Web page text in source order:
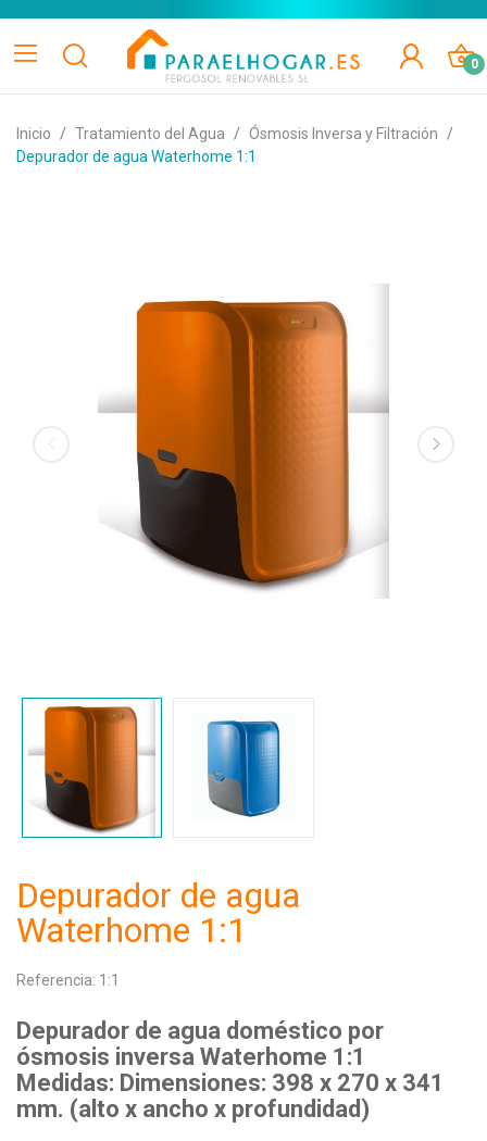
0
Inicio Tratamiento del Agua
Ósmosis Inversa y Filtración
Depurador de agua Waterhome 1:1
Depurador de agua
Waterhome 1:1
Referencia: 1:1
Depurador de agua doméstico por
ósmosis inversa Waterhome 1:1
Medidas: Dimensiones: 398 x 270 x 341
mm. (alto x ancho x profundidad)